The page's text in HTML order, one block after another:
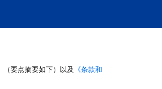
（要点摘要如下）以及 《条款和